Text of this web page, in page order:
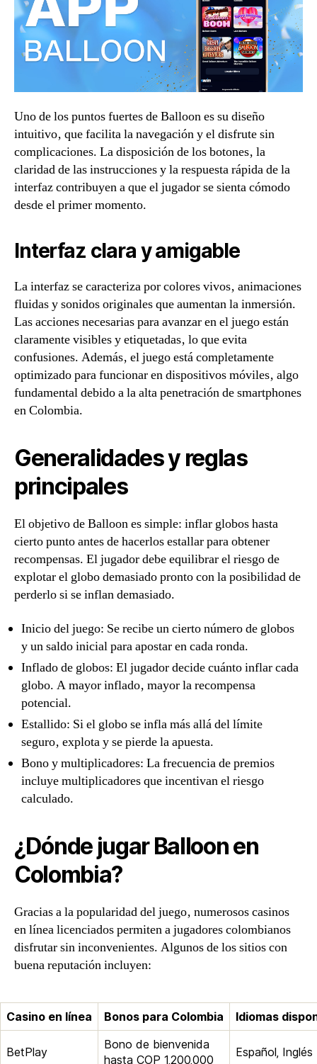
Uno de los puntos fuertes de Balloon es su diseño
intuitivo‚ que facilita la navegación y el disfrute sin
complicaciones. La disposición de los botones‚ la
claridad de las instrucciones y la respuesta rápida de la
interfaz contribuyen a que el jugador se sienta cómodo
desde el primer momento.
Interfaz clara y amigable
La interfaz se caracteriza por colores vivos‚ animaciones
fluidas y sonidos originales que aumentan la inmersión.
Las acciones necesarias para avanzar en el juego están
claramente visibles y etiquetadas‚ lo que evita
confusiones. Además‚ el juego está completamente
optimizado para funcionar en dispositivos móviles‚ algo
fundamental debido a la alta penetración de smartphones
en Colombia.
Generalidades y reglas
principales
El objetivo de Balloon es simple: inflar globos hasta
cierto punto antes de hacerlos estallar para obtener
recompensas. El jugador debe equilibrar el riesgo de
explotar el globo demasiado pronto con la posibilidad de
perderlo si se inflan demasiado.
Inicio del juego: Se recibe un cierto número de globos
y un saldo inicial para apostar en cada ronda.
Inflado de globos: El jugador decide cuánto inflar cada
globo. A mayor inflado‚ mayor la recompensa
potencial.
Estallido: Si el globo se infla más allá del límite
seguro‚ explota y se pierde la apuesta.
Bono y multiplicadores: La frecuencia de premios
incluye multiplicadores que incentivan el riesgo
calculado.
¿Dónde jugar Balloon en
Colombia?
Gracias a la popularidad del juego‚ numerosos casinos
en línea licenciados permiten a jugadores colombianos
disfrutar sin inconvenientes. Algunos de los sitios con
buena reputación incluyen:
Casino en línea Bonos para Colombia Idiomas
BetPlay
Bono de bienvenida
hasta COP 1‚200‚000
Español‚ Inglés